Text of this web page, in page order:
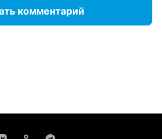
комментарий